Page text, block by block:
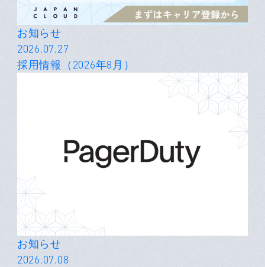
お知らせ
2026.07.27
採用情報（2026年8月）
お知らせ
2026.07.08